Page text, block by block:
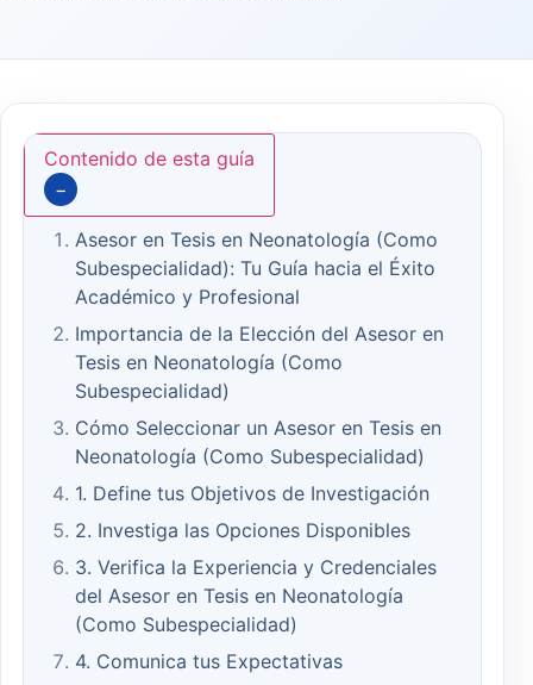
Contenido de esta guía
−
Asesor en Tesis en Neonatología (Como
Subespecialidad): Tu Guía hacia el Éxito
Académico y Profesional
Importancia de la Elección del Asesor en
Tesis en Neonatología (Como
Subespecialidad)
Cómo Seleccionar un Asesor en Tesis en
Neonatología (Como Subespecialidad)
1. Define tus Objetivos de Investigación
2. Investiga las Opciones Disponibles
3. Verifica la Experiencia y Credenciales
del Asesor en Tesis en Neonatología
(Como Subespecialidad)
4. Comunica tus Expectativas